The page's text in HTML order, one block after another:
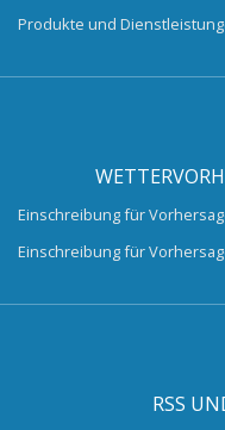
Produkte und
Einschreibung für
Einschreibung für
RSS